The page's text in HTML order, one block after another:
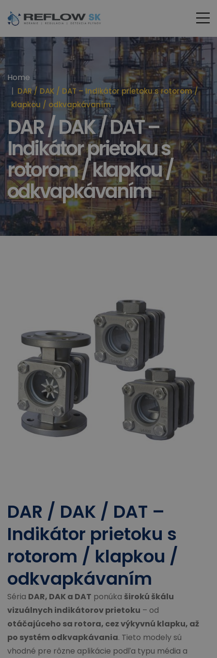
Home
DAR / DAK / DAT – Indikátor prietoku s rotorom /
klapkou / odkvapkávaním
DAR / DAK / DAT –
Indikátor prietoku s
rotorom / klapkou /
odkvapkávaním
DAR / DAK / DAT –
Indikátor prietoku s
rotorom / klapkou /
odkvapkávaním
Séria DAR, DAK a DAT ponúka širokú škálu
vizuálnych indikátorov prietoku – od
otáčajúceho sa rotora, cez výkyvnú klapku, až
po systém odkvapkávania. Tieto modely sú
vhodné pre rôzne aplikácie podľa typu média a